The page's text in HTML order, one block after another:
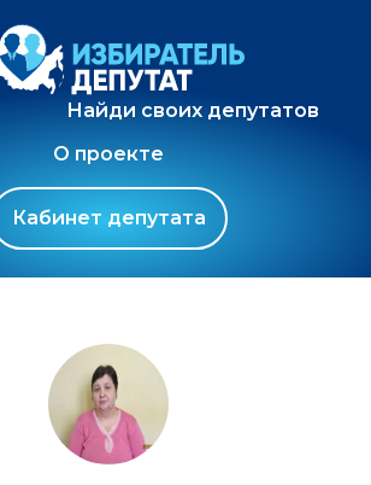
Найди своих депутатов
О проекте
Кабинет депутата